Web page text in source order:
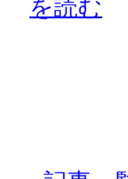
を読む